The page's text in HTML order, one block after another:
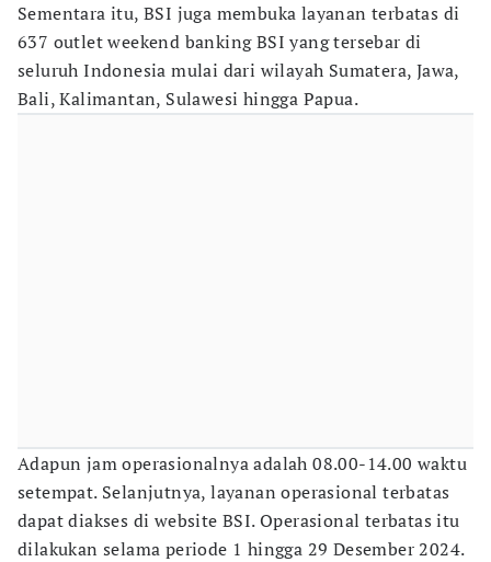
Sementara itu, BSI juga membuka layanan terbatas di
637 outlet weekend banking BSI yang tersebar di
seluruh Indonesia mulai dari wilayah Sumatera, Jawa,
Bali, Kalimantan, Sulawesi hingga Papua.
Adapun jam operasionalnya adalah 08.00-14.00 waktu
setempat. Selanjutnya, layanan operasional terbatas
dapat diakses di website BSI. Operasional terbatas itu
dilakukan selama periode 1 hingga 29 Desember 2024.